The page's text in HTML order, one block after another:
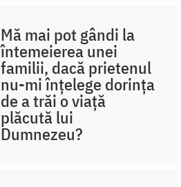
Mă mai pot gândi la
întemeierea unei
familii, dacă prietenul
nu-mi înțelege dorința
de a trăi o viață
plăcută lui
Dumnezeu?